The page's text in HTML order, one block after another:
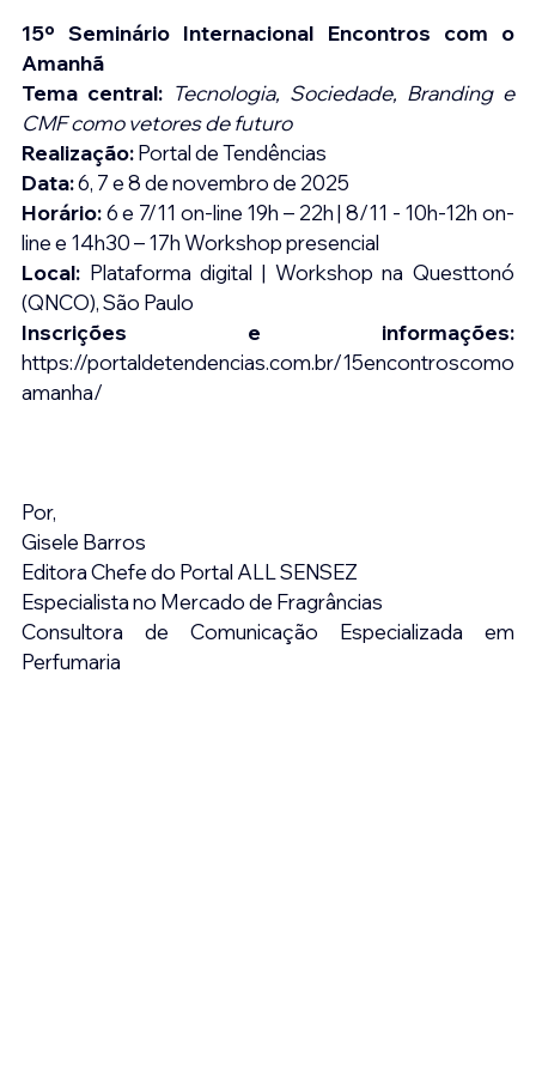
15º Seminário Internacional Encontros com o
Amanhã
Tema central: Tecnologia, Sociedade, Branding e
CMF como vetores de futuro
Realização: Portal de Tendências
Data: 6, 7 e 8 de novembro de 2025
Horário: 6 e 7/11 on-line 19h – 22h | 8/11 - 10h-12h on-
line e 14h30 – 17h Workshop presencial
Local: Plataforma digital | Workshop na Questtonó
(QNCO), São Paulo
https://portaldetendencias.com.br/15encontroscomo
amanha/
Por,
Gisele Barros
Editora Chefe do Portal ALL SENSEZ
Especialista no Mercado de Fragrâncias
Consultora de Comunicação Especializada em
Perfumaria